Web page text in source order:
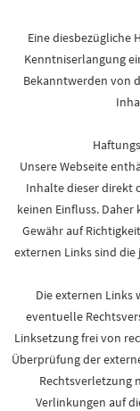
Eine diesbezügliche
Kenntniserlangung
Bekanntwerden von
Unsere Webseite
Inhalte dieser direkt
keinen Einfluss.
Gewähr auf
externen Links sind
Die externen
eventuelle
Linksetzung frei von
Überprüfung der
Rechtsverletzung
Verlinkungen auf